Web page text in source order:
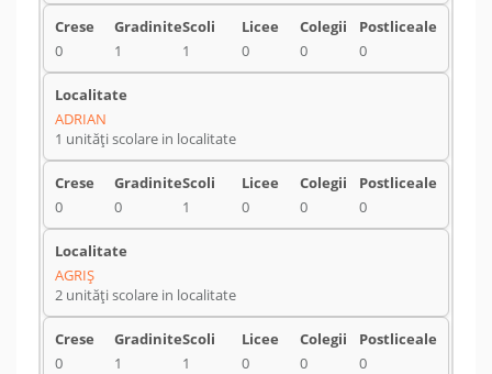
0 1 1 0 0 0
ADRIAN
1 unități scolare in localitate
0 0 1 0 0 0
AGRIŞ
2 unități scolare in localitate
0 1 1 0 0 0